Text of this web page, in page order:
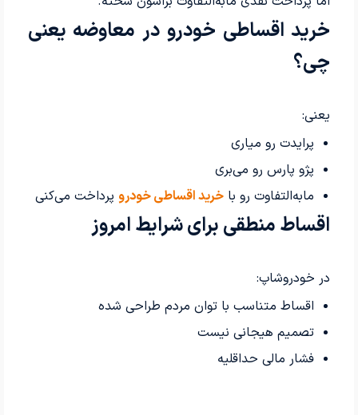
خرید اقساطی خودرو در معاوضه یعنی
چی؟
یعنی:
پرایدت رو میاری
پژو پارس رو می‌بری
مابه‌التفاوت رو با خرید اقساطی خودروپرداخت می‌کنی
اقساط منطقی برای شرایط امروز
در خودروشاپ:
اقساط متناسب با توان مردم طراحی شده
تصمیم هیجانی نیست
فشار مالی حداقلیه